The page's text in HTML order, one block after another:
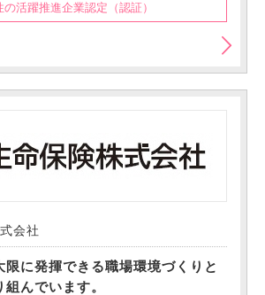
の活躍推進企業認定（認証）
会社
限に発揮できる職場環境づくりと
んでいます。